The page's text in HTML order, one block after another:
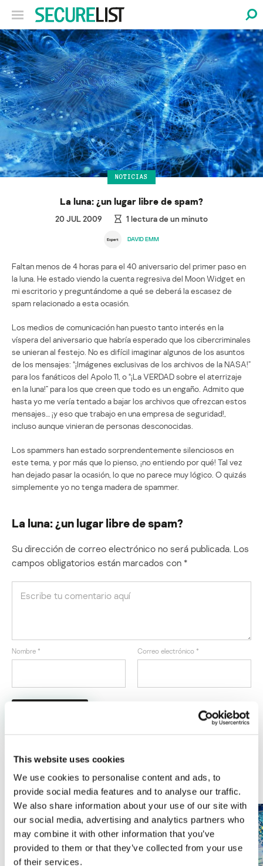
This website uses cookies
We use cookies to personalise content and ads, to
provide social media features and to analyse our traffic.
We also share information about your use of our site with
our social media, advertising and analytics partners who
may combine it with other information that you’ve
provided to them or that they’ve collected from your use
of their services.
NOTICIAS
La luna: ¿un lugar libre de spam?
20 JUL 2009 1 lectura de un minuto
DAVID EMM
Faltan menos de 4 horas para el 40 aniversario del primer paso en
la luna. He estado viendo la cuenta regresiva del Moon Widget en
mi escritorio y preguntándome a qué se deberá la escasez de
spam relacionado a esta ocasión.
Los medios de comunicación han puesto tanto interés en la
víspera del aniversario que habría esperado que los cibercriminales
se unieran al festejo. No es difícil imaginar algunos de los asuntos
de los mensajes: “¡Imágenes exclusivas de los archivos de la NASA!”
para los fanáticos del Apolo 11, o “¡La VERDAD sobre el aterrizaje
en la luna!” para los que creen que todo es un engaño. Admito que
hasta yo me vería tentado a bajar los archivos que ofrezcan estos
mensajes… ¡y eso que trabajo en una empresa de seguridad!,
incluso aunque vinieran de personas desconocidas.
Los spammers han estado sorprendentemente silenciosos en
este tema, y por más que lo pienso, ¡no entiendo por qué! Tal vez
han dejado pasar la ocasión, lo que no parece muy lógico. O quizás
simplemente yo no tenga madera de spammer.
La luna: ¿un lugar libre de spam?
Su dirección de correo electrónico no será publicada. Los
campos obligatorios están marcados con *
Nombre * Correo electrónico *
ÚLTIMAS PUBLICACIONES